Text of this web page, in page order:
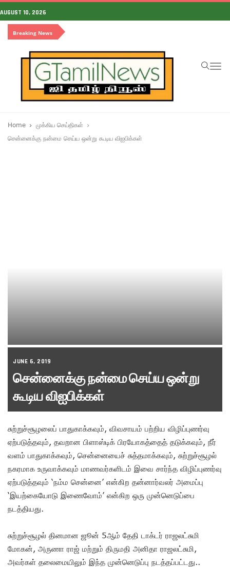
AUGUST 10, 2026
Breaking News
Home
முக்கிய செய்திகள்
சென்னைக்கு நன்மை செய்ய ஒன்று கூடிய விஐபிக்கள்
JUNE 6, 2019
சென்னைக்கு நன்மை செய்ய ஒன்று
கூடிய விஐபிக்கள்
சுற்றுச்சூழலைப் பாதுகாக்கவும், விவசாயம் பற்றிய விழிப்புணர்வு
ஏற்படுத்தவும், தவறான பிளாஸ்டிக் பிரயோகத்தைத் தடுக்கவும், நீர்
வளம் பாதுகாக்கவும், சென்னையைச் சுத்தமாக்கவும், சுற்றுச்சூழல்
நகரமாக உருவாக்கவும் மாணவர்களிடம் இவை சார்ந்த விழிப்புணர்வு
ஏற்படுத்தவும் ‘நம்ம சென்னை’ என்கிற தன்னார்வலர் அமைப்பு
‘இயற்கையோடு இணைவோம்’ என்கிற ஒரு முன்னெடுப்பை
நடத்தியது.
சுற்றுச்சூழல் தினமான ஜூன் 5ஆம் தேதி டாக்டர் ராஜலட்சுமி
மோகன், அருணா ராஜ் மற்றும் திருமதி அனிதா ராஜலட்சுமி,
அவர்கள் தலைமையிலும் இந்த முன்னெடுப்பு நடத்தப்பட்டது..